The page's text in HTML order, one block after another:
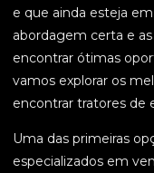
e que ainda esteja
abordagem certa e
encontrar ótimas
vamos explorar os
encontrar tratores de
Uma das primeiras
especializados em